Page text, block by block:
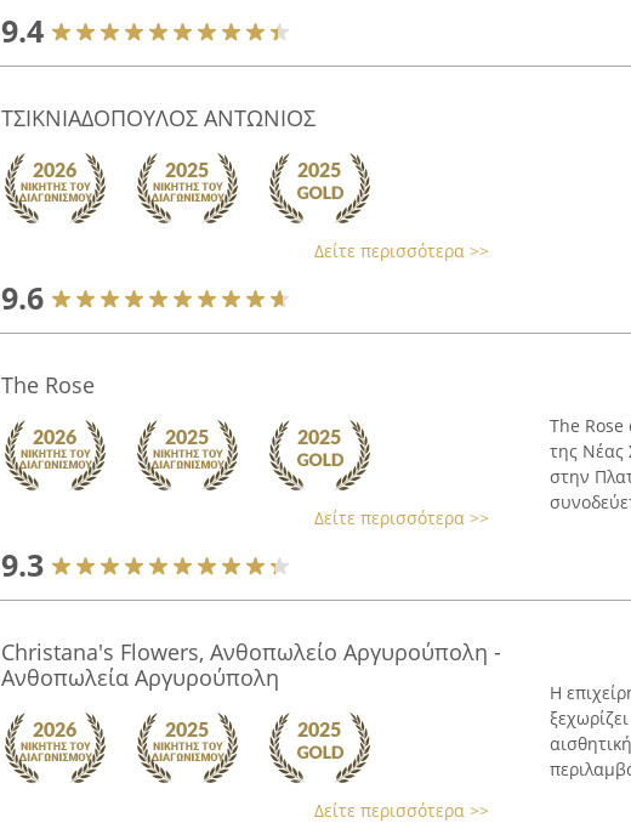
9.4
ΤΣΙΚΝΙΑΔΟΠΟΥΛΟΣ ΑΝΤΩΝΙΟΣ
Δείτε περισσότερα >>
9.6
The Rose
Δείτε περισσότερα >>
9.3
The Rose
της Νέας
στην
Christana's Flowers, Ανθοπωλείο Αργυρούπολη -
Ανθοπωλεία Αργυρούπολη
Δείτε περισσότερα >>
Η